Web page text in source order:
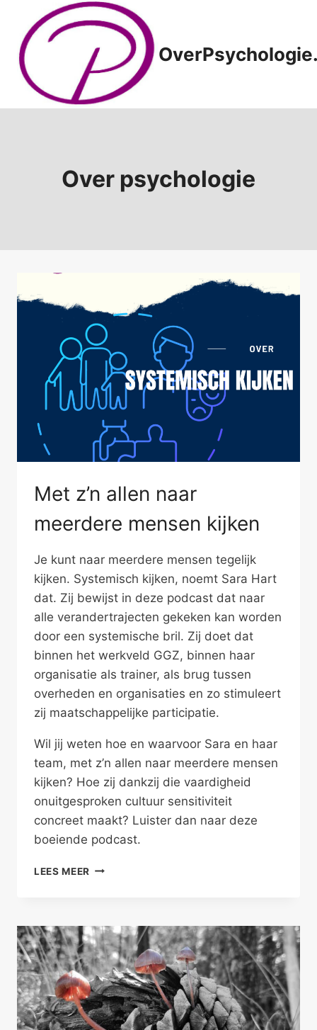
Doorgaan
inhoud
Over psychologie
Met z’n allen naar
meerdere mensen kijken
Je kunt naar meerdere mensen tegelijk
kijken. Systemisch kijken, noemt Sara Hart
dat. Zij bewijst in deze podcast dat naar
alle verandertrajecten gekeken kan worden
door een systemische bril. Zij doet dat
binnen het werkveld GGZ, binnen haar
organisatie als trainer, als brug tussen
overheden en organisaties en zo stimuleert
zij maatschappelijke participatie.
Wil jij weten hoe en waarvoor Sara en haar
team, met z’n allen naar meerdere mensen
kijken? Hoe zij dankzij die vaardigheid
onuitgesproken cultuur sensitiviteit
concreet maakt? Luister dan naar deze
boeiende podcast.
LEES MEER MET
MEERDERE
MENSEN
KIJKEN